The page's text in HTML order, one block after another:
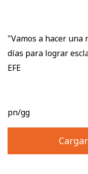
"Vamos a hacer
días para lograr
EFE
pn/gg